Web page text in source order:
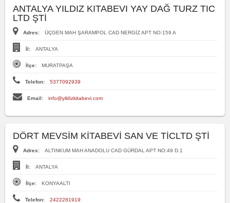
ANTALYA YILDIZ KITABEVI YAY DAĞ TURZ TIC
LTD ŞTİ
Adres: ÜÇGEN MAH ŞARAMPOL CAD NERGİZ APT NO:159 A
İl: ANTALYA
İlçe: MURATPAŞA
Telefon: 5377092939
Email: info@yildizkitabevi.com
DÖRT MEVSİM KİTABEVİ SAN VE TİCLTD ŞTİ
Adres: ALTINKUM MAH ANADOLU CAD GÜRDAL APT NO:49 D.1
İl: ANTALYA
İlçe: KONYAALTI
Telefon: 2422281919